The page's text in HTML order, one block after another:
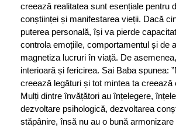
creează realitatea sunt esențiale pentru
conștiinței și manifestarea vieții. Dacă
puterea personală, își va pierde
controla emoțiile, comportamentul și de
magnetiza lucruri în viață. De
interioară și fericirea. Sai Baba spunea:
creează legături și tot mintea ta creează
Mulți dintre învățători au înțelegere,
dezvoltare psihologică, dezvoltarea
stăpânire, însă nu au o bună armonizare